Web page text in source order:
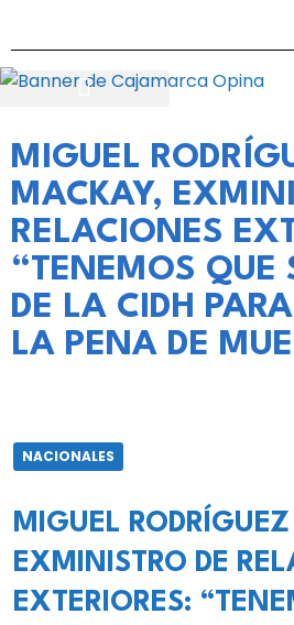
MIGUEL
MACKAY,
RELACIONES
“TENEMOS QUE
DE LA CIDH
LA PENA DE
NACIONALES
MIGUEL
EXMINISTRO DE
EXTERIORES: